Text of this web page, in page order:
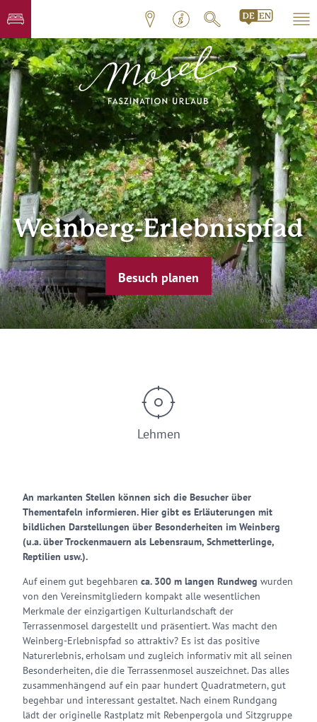
© Lehmer Razejunge
Weinberg-Erlebnispfad
Besuch planen
Lehmen
An markanten Stellen können sich die Besucher über
Thementafeln informieren. Hier gibt es Erläuterungen mit
bildlichen Darstellungen über Besonderheiten im Weinberg
(u.a. über Trockenmauern als Lebensraum, Schmetterlinge,
Reptilien usw.).
Auf einem gut begehbaren ca. 300 m langen Rundweg wurden
von den Vereinsmitgliedern kompakt alle wesentlichen
Merkmale der einzigartigen Kulturlandschaft der
Terrassenmosel dargestellt und präsentiert. Was macht den
Weinberg-Erlebnispfad so attraktiv? Es ist das positive
Naturerlebnis, erholsam und zugleich informativ mit all seinen
Besonderheiten, die die Terrassenmosel auszeichnet. Das alles
zusammenhängend auf ein paar hundert Quadratmetern, gut
begehbar und interessant gestaltet. Nach einem Rundgang
lädt der originelle Rastplatz mit Rebenpergola und Sitzgruppe